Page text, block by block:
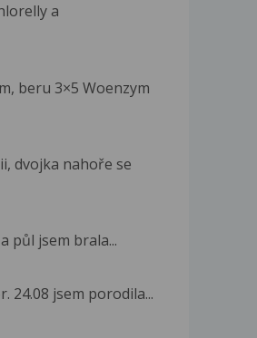
a
beru 3×5 Woenzym
dvojka nahoře se
půl jsem brala...
24.08 jsem porodila...